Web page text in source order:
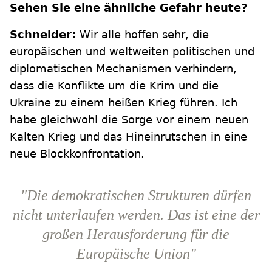
Sehen Sie eine ähnliche Gefahr heute?
Schneider: Wir alle hoffen sehr, die
europäischen und weltweiten politischen und
diplomatischen Mechanismen verhindern,
dass die Konflikte um die Krim und die
Ukraine zu einem heißen Krieg führen. Ich
habe gleichwohl die Sorge vor einem neuen
Kalten Krieg und das Hineinrutschen in eine
neue Blockkonfrontation.
"Die demokratischen Strukturen dürfen
nicht unterlaufen werden. Das ist eine der
großen Herausforderung für die
Europäische Union"